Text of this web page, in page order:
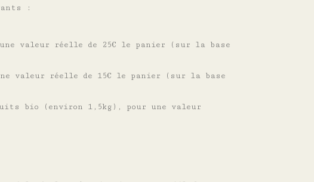
:
valeur réelle de 25€ le panier (sur la base
valeur réelle de 15€ le panier (sur la base
bio (environ 1,5kg), pour une valeur